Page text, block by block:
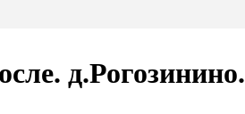
д.Рогозинино.